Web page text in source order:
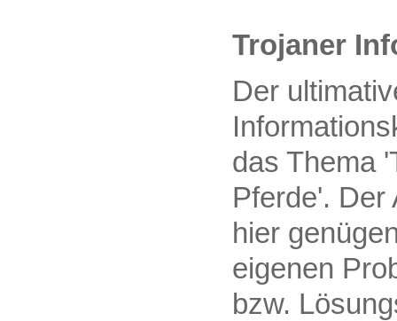
Trojaner
Der
das Thema
Pferde'. Der
hier
eigenen
bzw.